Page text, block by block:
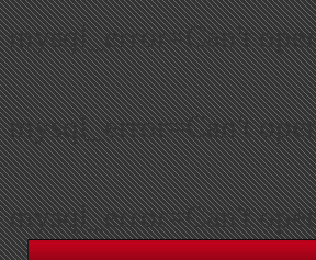
mysql_error=Can't
mysql_error=Can't
mysql_error=Can't